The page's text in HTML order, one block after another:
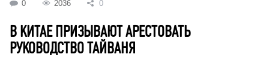
0 2036 0
В КИТАЕ ПРИЗЫВАЮТ АРЕСТОВАТЬ
РУКОВОДСТВО ТАЙВАНЯ